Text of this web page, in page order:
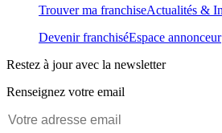
Trouver ma franchiseActualités &
Devenir franchiséEspace annonceur
Restez à jour avec la newsletter
Renseignez votre email